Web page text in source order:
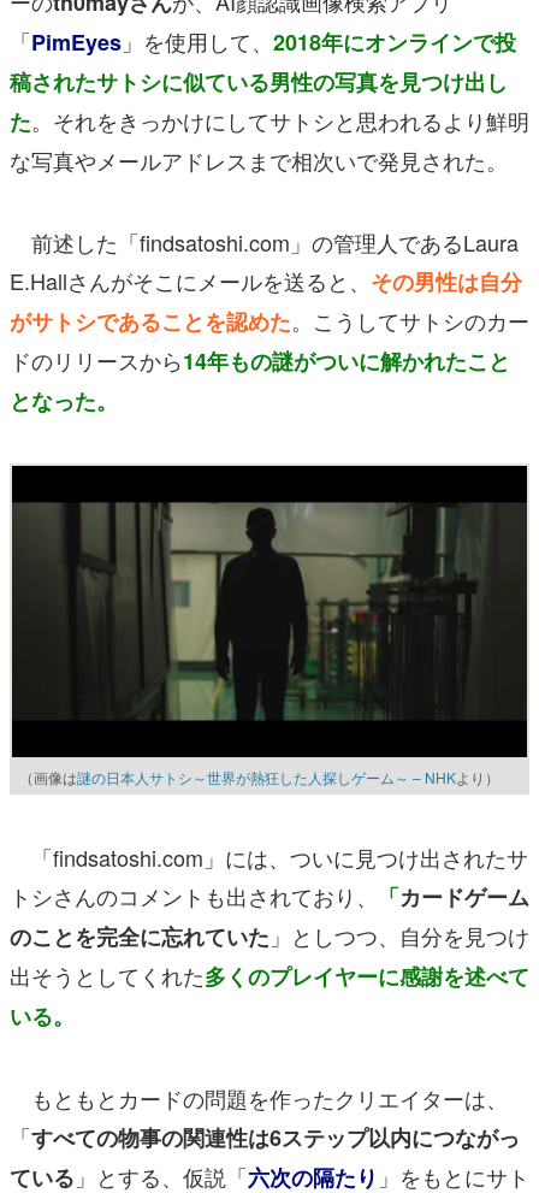
「PimEyes 」を使用して、 2018年にオンラインで投
稿されたサトシに似ている男性の写真を見つけ出し
た。それをきっかけにしてサトシと思われるより鮮明
な写真やメールアドレスまで相次いで発見された。
前述した「findsatoshi.com」の管理人であるLaura
E.Hallさんがそこにメールを送ると、 その男性は自分
がサトシであることを認めた。こうしてサトシのカー
ドのリリースから14年もの謎がついに解かれたこと
となった。
（画像は謎の日本人サトシ～世界が熱狂した人探しゲーム～ – NHKより）
「findsatoshi.com」には、ついに見つけ出されたサ
トシさんのコメントも出されており、
「カードゲーム
のことを完全に忘れていた 」としつつ、自分を見つけ
出そうとしてくれた多くのプレイヤーに感謝を述べて
いる。
もともとカードの問題を作ったクリエイターは、
「すべての物事の関連性は6ステップ以内につながっ
ている 」とする、仮説「六次の隔たり 」をもとにサト